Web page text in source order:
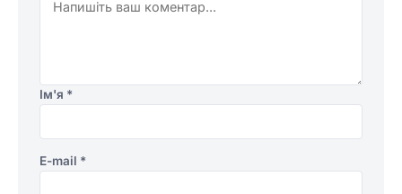
Ім'я *
E-mail *